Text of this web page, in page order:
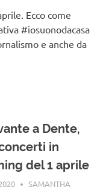
Ecco come
#iosuonodacasa
e anche da
a Dente,
in
del 1 aprile
SAMANTHA